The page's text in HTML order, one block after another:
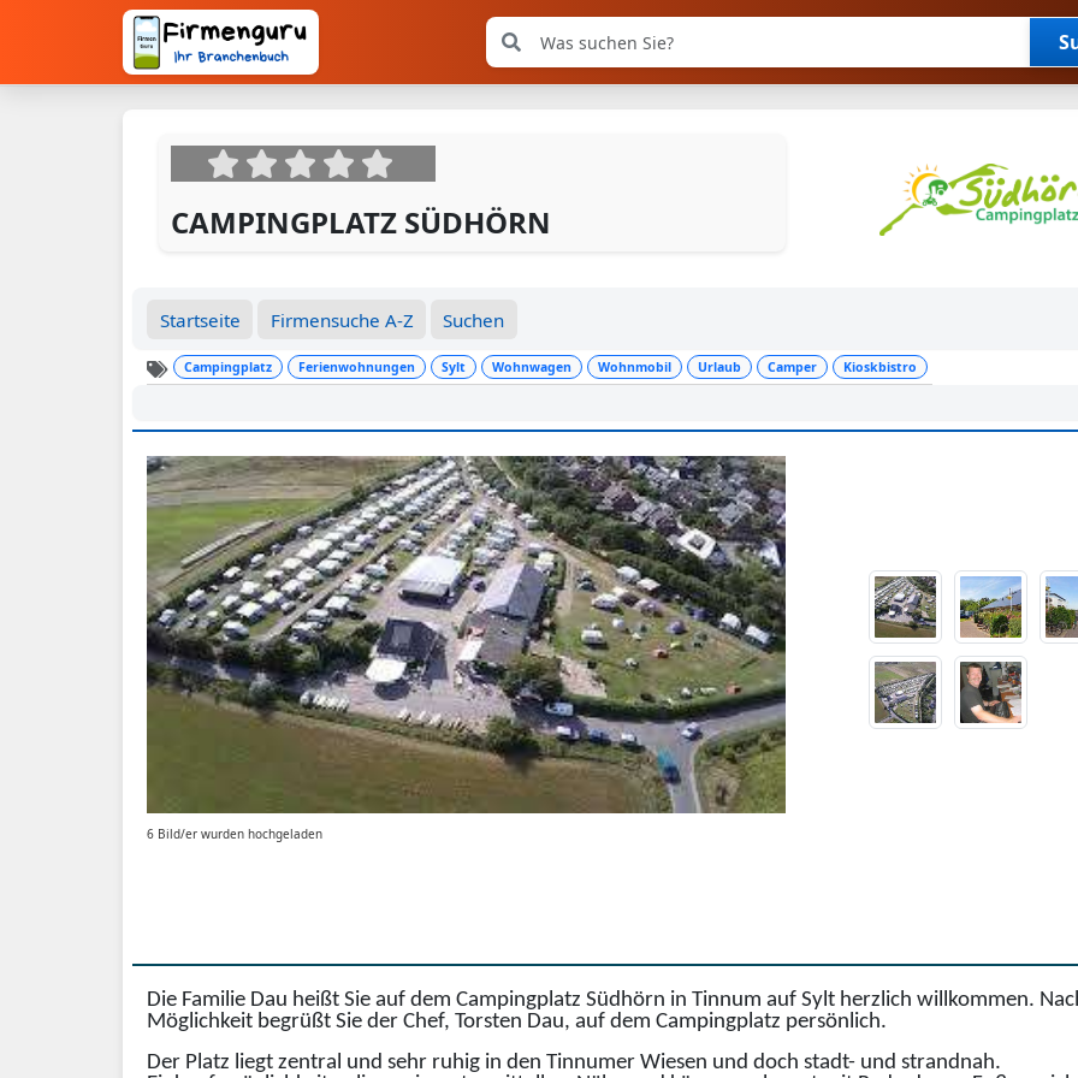
Stichwortsuche
CAMPINGPLATZ SÜDHÖRN
Startseite Firmensuche A-Z Suchen
Campingplatz Ferienwohnungen Sylt Wohnwagen Wohnmobil Urlaub Camper Kioskbistro
6 Bild/er wurden hochgeladen
Die Familie Dau heißt Sie auf dem Campingplatz Südhörn in Tinnum auf Sylt herzlich willkommen.
Möglichkeit begrüßt Sie der Chef, Torsten Dau, auf dem Campingplatz persönlich.
Der Platz liegt zentral und sehr ruhig in den Tinnumer Wiesen und doch stadt- und strandnah.